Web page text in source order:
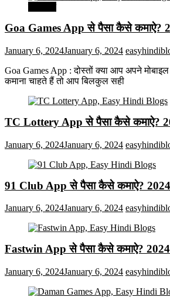
Goa Games App से पैसा कैसे कमाऐ?
January 6, 2024January 6, 2024
Goa Games App : दोस्तों क्या आप अपने
कमाना चाहते हैं तो आप बिलकुल सही
TC Lottery App से पैसा कैसे कमाऐ?
January 6, 2024January 6, 2024
91 Club App से पैसा कैसे कमाऐ? 2024
January 6, 2024January 6, 2024
Fastwin App से पैसा कैसे कमाऐ? 2024
January 6, 2024January 6, 2024